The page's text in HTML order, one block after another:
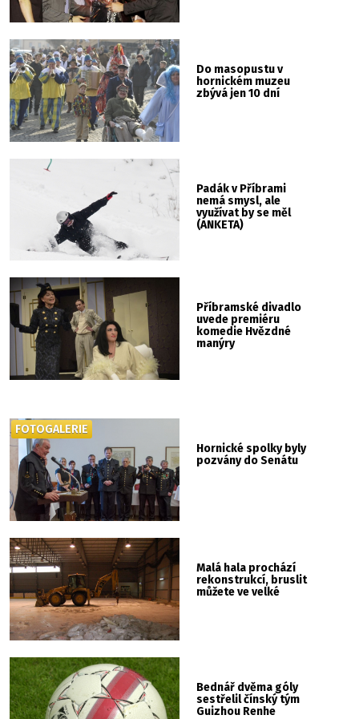
Do masopustu v
hornickém muzeu
zbývá jen 10 dní
Padák v Příbrami
nemá smysl, ale
využívat by se měl
(ANKETA)
Příbramské divadlo
uvede premiéru
komedie Hvězdné
manýry
Hornické spolky byly
pozvány do Senátu
FOTOGALERIE
Malá hala prochází
rekonstrukcí, bruslit
můžete ve velké
Bednář dvěma góly
sestřelil čínský tým
Guizhou Renhe